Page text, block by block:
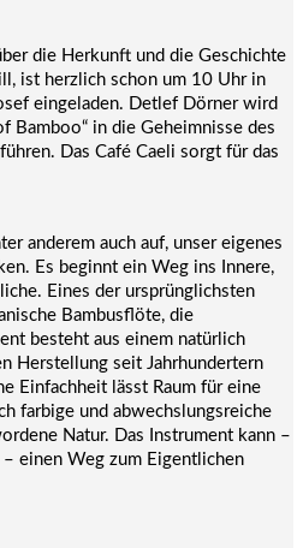
die Herkunft und die Geschichte
ist herzlich schon um 10 Uhr in
eingeladen. Detlef Dörner wird
Bamboo“ in die Geheimnisse des
Das Café Caeli sorgt für das
anderem auch auf, unser eigenes
Es beginnt ein Weg ins Innere,
Eines der ursprünglichsten
Bambusflöte, die
besteht aus einem natürlich
Herstellung seit Jahrhundertern
Einfachheit lässt Raum für eine
farbige und abwechslungsreiche
Natur. Das Instrument kann –
einen Weg zum Eigentlichen